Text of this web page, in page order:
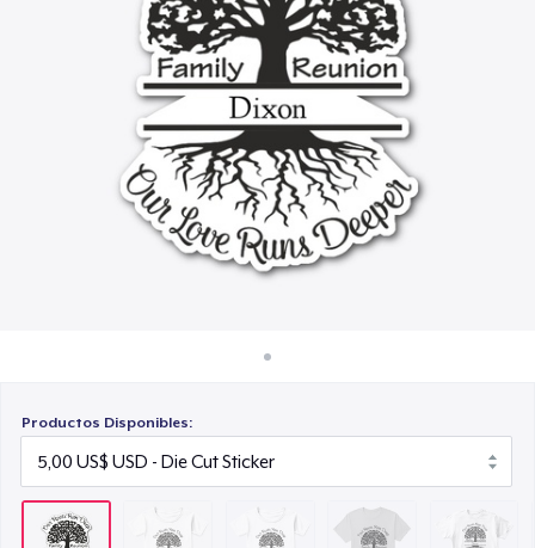
Venda en todas partes
Venda lo que sea
Productos Disponibles:
28,26 US$
Classic Crew Neck T-Shirt
16,00 US$
Kids Premium Tee
21,99 US$
Baby Premium Onesie